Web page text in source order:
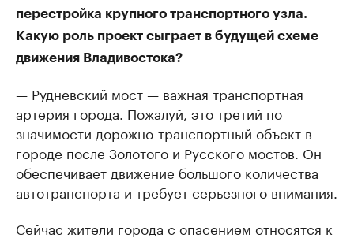
перестройка крупного транспортного узла.
Какую роль проект сыграет в будущей схеме
движения Владивостока?
— Рудневский мост — важная транспортная
артерия города. Пожалуй, это третий по
значимости дорожно-транспортный объект в
городе после Золотого и Русского мостов. Он
обеспечивает движение большого количества
автотранспорта и требует серьезного внимания.
Сейчас жители города с опасением относятся к